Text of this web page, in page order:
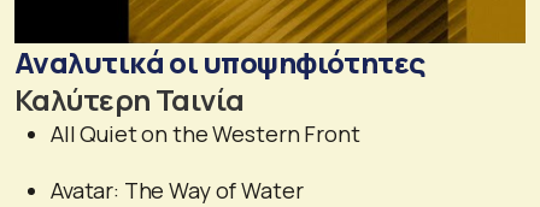
Αναλυτικά οι υποψηφιότητες
Καλύτερη Ταινία
All Quiet on the Western Front
Avatar: The Way of Water